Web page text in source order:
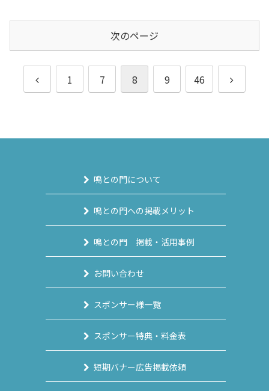
次のページ
前
1 7 8 9 46
次
鳴との門について
鳴との門への掲載メリット
鳴との門 掲載・活用事例
お問い合わせ
スポンサー様一覧
スポンサー特典・料金表
短期バナー広告掲載依頼